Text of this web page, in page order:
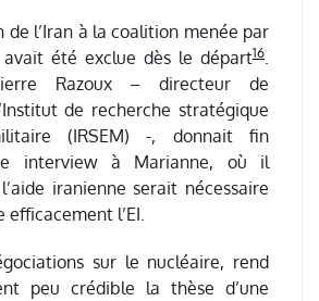
de l’Iran à la coalition menée par
avait été exclue dès le départ16.
Razoux – directeur de
de recherche stratégique
(IRSEM) -, donnait fin
interview à Marianne, où il
iranienne serait nécessaire
l’EI.
sur le nucléaire, rend
peu crédible la thèse d’une